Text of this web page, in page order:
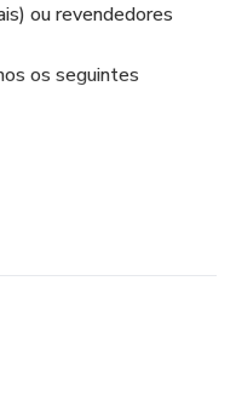
ou revendedores
os seguintes